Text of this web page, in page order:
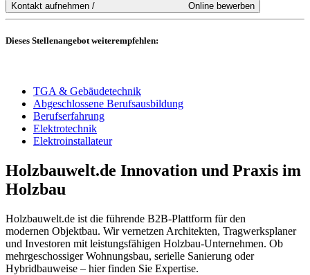
Dieses Stellenangebot weiterempfehlen:
TGA & Gebäudetechnik
Abgeschlossene Berufsausbildung
Berufserfahrung
Elektrotechnik
Elektroinstallateur
Holzbauwelt.de Innovation und Praxis im
Holzbau
Holzbauwelt.de ist die führende B2B-Plattform für den
modernen Objektbau. Wir vernetzen Architekten, Tragwerksplaner
und Investoren mit leistungsfähigen Holzbau-Unternehmen. Ob
mehrgeschossiger Wohnungsbau, serielle Sanierung oder
Hybridbauweise – hier finden Sie Expertise.